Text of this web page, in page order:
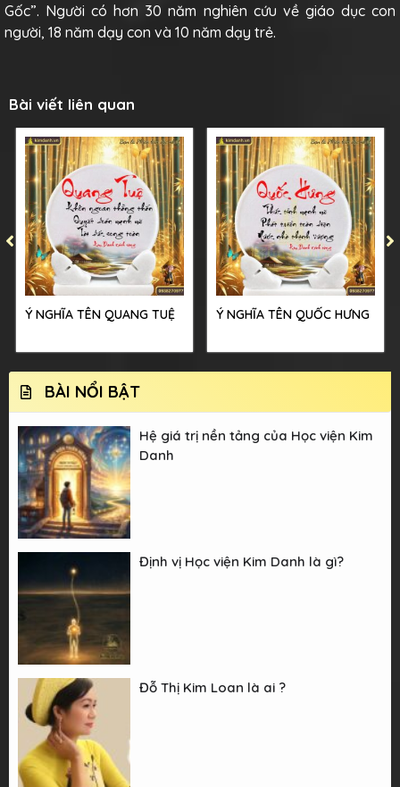
Gốc”. Người có hơn 30 năm nghiên cứu về giáo dục con
người, 18 năm dạy con và 10 năm dạy trẻ.
Bài viết liên quan
Ý NGHĨA TÊN QUANG TUỆ Ý NGHĨA TÊN QUỐC HƯNG
BÀI NỔI BẬT
Hệ giá trị nền tảng của Học viện Kim
Danh
Định vị Học viện Kim Danh là gì?
Đỗ Thị Kim Loan là ai ?